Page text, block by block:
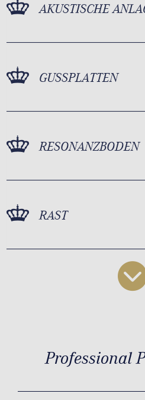
AKUSTISCHE
GUSSPLATTEN
RESONANZBODEN
RAST
Professional